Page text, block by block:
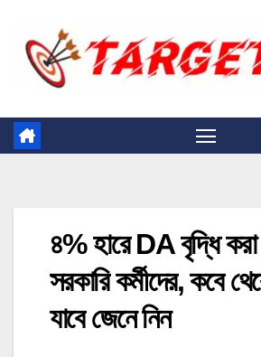
content
৪% হারে DA বৃদ্ধি
সরকারি কর্মীদের, কবে
যাবে জেনে নিন